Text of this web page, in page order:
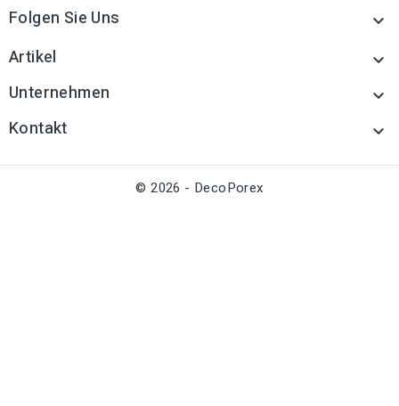
Folgen Sie Uns 
Artikel 
Unternehmen 
Kontakt 
© 2026 - DecoPorex